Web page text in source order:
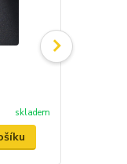
skladem
3254